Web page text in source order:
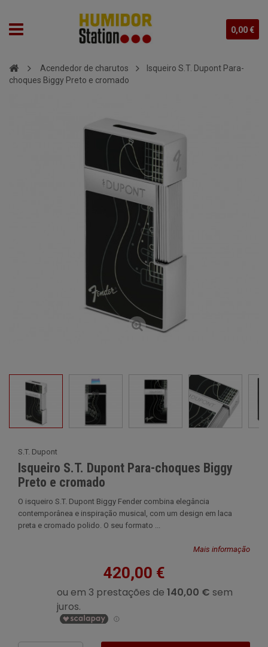
0,00 €
Acendedor de charutos
Isqueiro S.T. Dupont Para-
choques Biggy Preto e cromado
S.T. Dupont
Isqueiro S.T. Dupont Para-choques Biggy
Preto e cromado
O isqueiro S.T. Dupont Biggy Fender combina elegância
contemporânea e inspiração musical, com um design em laca
preta e cromado polido. O seu formato ...
Mais informação
420,00 €